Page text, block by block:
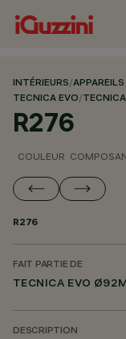
INTÉRIEURS/
TECNICA EVO/
R276
COULEUR
R276
FAIT PARTIE DE
TECNICA EVO
DESCRIPTION